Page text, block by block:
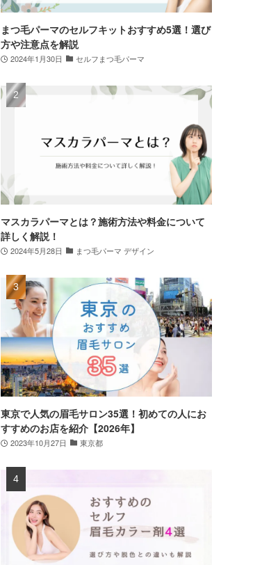
まつ毛パーマのセルフキットおすすめ5選！選び
方や注意点を解説
2024年1月30日 セルフまつ毛パーマ
マスカラパーマとは？施術方法や料金について
詳しく解説！
2024年5月28日 まつ毛パーマ デザイン
東京で人気の眉毛サロン35選！初めての人にお
すすめのお店を紹介【2026年】
2023年10月27日 東京都